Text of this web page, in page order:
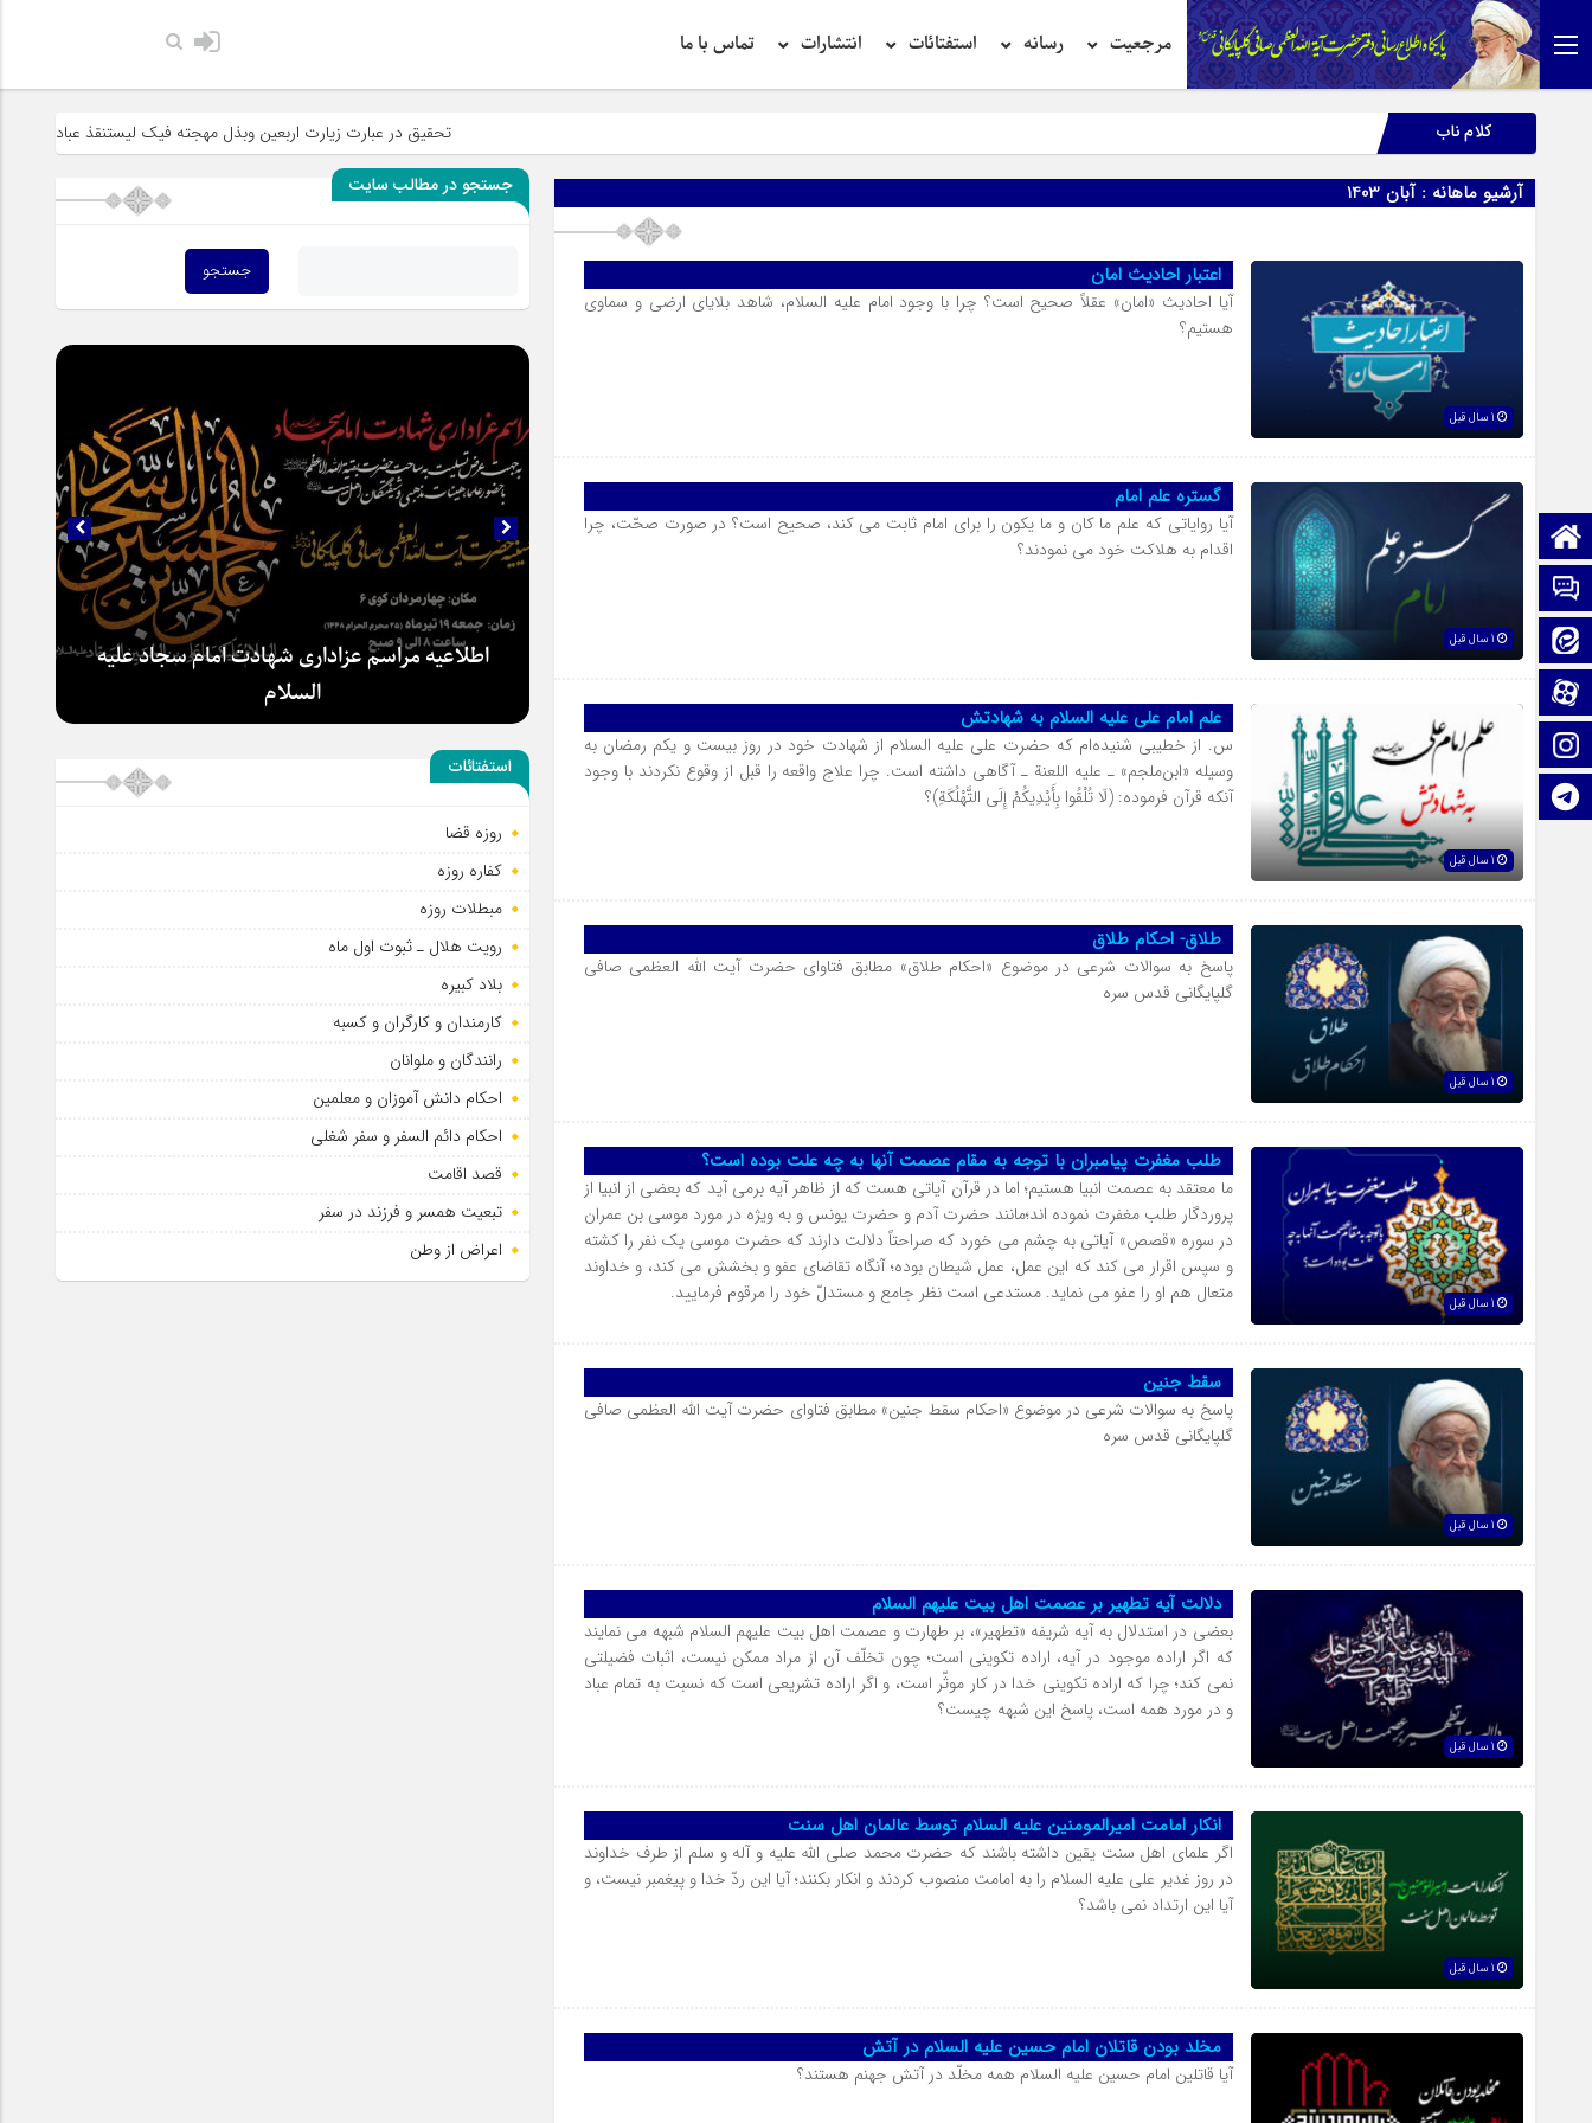
مرجعیت رسانه استفتائات انتشارات تماس با ما
صفحه نخست
اینستاگرام
کلام ناب تحقیق در عبارت زیارت اربعین وبذل مهجته فیک لیستنقذ عبادک من الجهاله
آرشیو ماهانه :آبان 1403
اعتبار احادیث امان
آیا احادیث «امان» عقلاً صحیح است؟ چرا با وجود امام علیه السلام، شاهد بلایاى ارضى و سماوى
هستیم؟
گستره علم امام
آیا روایاتى که علم ما کان و ما یکون را براى امام ثابت مى کند، صحیح است؟ در صورت صحّت، چرا
اقدام به هلاکت خود مى نمودند؟
علم امام علی علیه السلام به شهادتش
س. از خطيبى شنيده‌ام كه حضرت على علیه السلام از شهادت خود در روز بيست‌ و‌ يكم رمضان به
وسيله «ابن‌ملجم» ـ‌ عليه اللعنة‌ ـ آگاهى داشته است. چرا علاج واقعه را قبل از وقوع نكردند با وجود
آنكه قرآن فرموده: (لَا تُلْقُوا بِأَيْدِيكُمْ إِلَى التَّهْلُكَةِ)؟
طلاق- احکام طلاق
پاسخ به سوالات شرعی در موضوع «احکام طلاق‏» مطابق فتاوای حضرت آیت الله العظمی صافی
گلپایگانی قدس سره
طلب مغفرت پیامبران با توجه به مقام عصمت آنها به چه علت بوده است؟
ما معتقد به عصمت انبیا هستیم؛ اما در قرآن آیاتى هست که از ظاهر آیه برمى آید که بعضى از انبیا از
پروردگار طلب مغفرت نموده اند؛مانند حضرت آدم و حضرت یونس و به ویژه در مورد موسى بن عمران
در سوره «قصص» آیاتى به چشم مى خورد که صراحتاً دلالت دارند که حضرت موسى یک نفر را کشته
و سپس اقرار مى کند که این عمل، عمل شیطان بوده؛ آنگاه تقاضاى عفو و بخشش مى کند، و خداوند
متعال هم او را عفو مى نماید. مستدعى است نظر جامع و مستدلّ خود را مرقوم فرمایید.
سقط جنین
پاسخ به سوالات شرعی در موضوع «احکام سقط جنین» مطابق فتاوای حضرت آیت الله العظمی صافی
گلپایگانی قدس سره
دلالت آیه تطهیر بر عصمت اهل بیت علیهم السلام
بعضى در استدلال به آیه شریفه «تطهیر»، بر طهارت و عصمت اهل بیت علیهم السلام شبهه مى نمایند
که اگر اراده موجود در آیه، اراده تکوینى است؛ چون تخلّف آن از مراد ممکن نیست، اثبات فضیلتى
نمى کند؛ چرا که اراده تکوینى خدا در کار موثّر است، و اگر اراده تشریعى است که نسبت به تمام عباد
و در مورد همه است، پاسخ این شبهه چیست؟
انکار امامت امیرالمومنین علیه السلام توسط عالمان اهل سنت
اگر علماى اهل سنت یقین داشته باشند که حضرت محمد صلی الله علیه و آله و سلم از طرف خداوند
در روز غدیر على علیه السلام را به امامت منصوب کردند و انکار بکنند؛ آیا این ردّ خدا و پیغمبر نیست، و
آیا این ارتداد نمى باشد؟
مخلد بودن قاتلان امام حسین علیه السلام در آتش
آیا قاتلین امام حسین علیه السلام همه مخلّد در آتش جهنم هستند؟
جستجو در مطالب سایت
اطلاعیه مراسم عزاداری شهادت امام سجاد علیه
استفتائات
روزه قضا
کفاره روزه
مبطلات روزه
رویت هلال ـ ثبوت اول ماه
بلاد کبیره
کارمندان و کارگران و کسبه
رانندگان و ملوانان
احکام دانش آموزان و معلمین
احکام دائم السفر و سفر شغلی
قصد اقامت
تبعیت همسر و فرزند در سفر
اعراض از وطن